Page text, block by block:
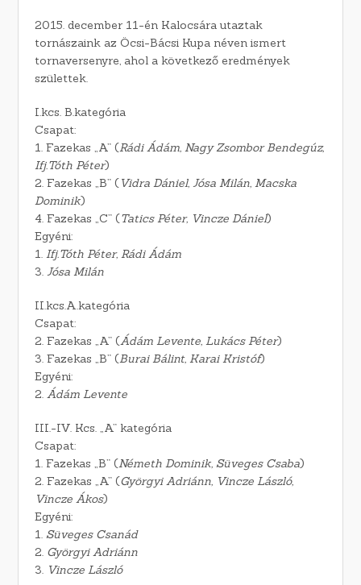
2015. december 11-én Kalocsára utaztak
tornászaink az Öcsi-Bácsi Kupa néven ismert
tornaversenyre, ahol a következő eredmények
születtek.
I.kcs. B.kategória
Csapat:
1. Fazekas „A” (Rádi Ádám, Nagy Zsombor Bendegúz,
Ifj.Tóth Péter)
2. Fazekas „B” (Vidra Dániel, Jósa Milán, Macska
Dominik)
4. Fazekas „C” (Tatics Péter, Vincze Dániel)
Egyéni:
1.Ifj.Tóth Péter, Rádi Ádám
3.Jósa Milán
II.kcs.A.kategória
Csapat:
2. Fazekas „A” (Ádám Levente, Lukács Péter)
3. Fazekas „B” (Burai Bálint, Karai Kristóf)
Egyéni:
2.Ádám Levente
III.-IV. Kcs. „A” kategória
Csapat:
1. Fazekas „B” (Németh Dominik, Süveges Csaba)
2. Fazekas „A” (Györgyi Adriánn, Vincze László,
Vincze Ákos)
Egyéni:
1.Süveges Csanád
2. Györgyi Adriánn
3. Vincze László